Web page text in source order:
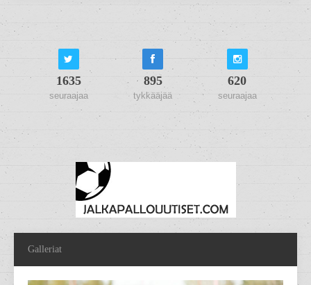
1635
seuraajaa
895
tykkääjää
620
seuraajaa
Galleriat